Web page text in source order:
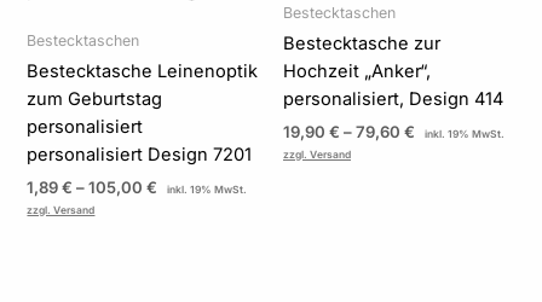
Bestecktaschen
Bestecktasche Leinenoptik
zum Geburtstag
personalisiert
personalisiert Design 7201
1,89€ –105,00€
inkl. 19% MwSt.
zzgl. Versand
Bestecktaschen
Bestecktasche zur
Hochzeit „Anker“,
personalisiert, Design 414
19,90 € –79,60 €
inkl. 19% MwSt.
zzgl. Versand